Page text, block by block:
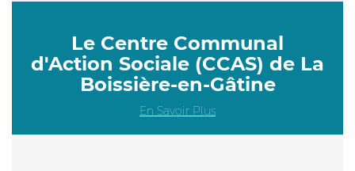
Le Centre Communal
d'Action Sociale (CCAS) de La
Boissière-en-Gâtine
En Savoir Plus